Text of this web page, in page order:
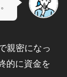
親密になっ
的に資金を